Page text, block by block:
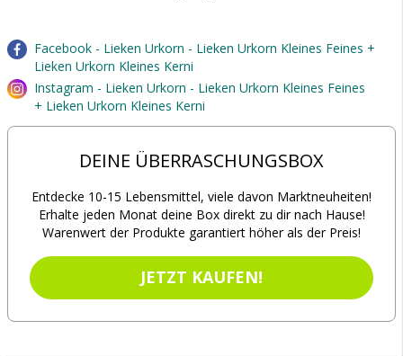
Facebook - Lieken Urkorn - Lieken Urkorn Kleines Feines +
Lieken Urkorn Kleines Kerni
Instagram - Lieken Urkorn - Lieken Urkorn Kleines Feines
+ Lieken Urkorn Kleines Kerni
DEINE ÜBERRASCHUNGSBOX
Entdecke 10-15 Lebensmittel, viele davon Marktneuheiten!
Erhalte jeden Monat deine Box direkt zu dir nach Hause!
Warenwert der Produkte garantiert höher als der Preis!
JETZT KAUFEN!